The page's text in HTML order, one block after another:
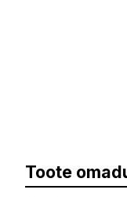
Toote